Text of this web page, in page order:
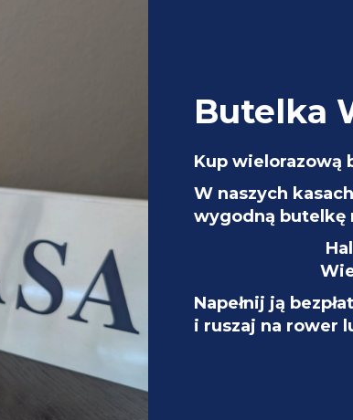
Board
z opłat za udział w wydarzeniu
w ramach programu “Uśmiechnij
onkologicznego i psychiatrycznego)
Chodzi o zapewnienie dostępu do
wydarzeń kulturalnych i
Kultury Pozytywka w ścisłej
i jest współfinansowany m.in. przez
oraz Business Network International
Butelka
Kup wielorazową
W naszych
wygodną butelkę
Napełnij ją
i ruszaj na rower